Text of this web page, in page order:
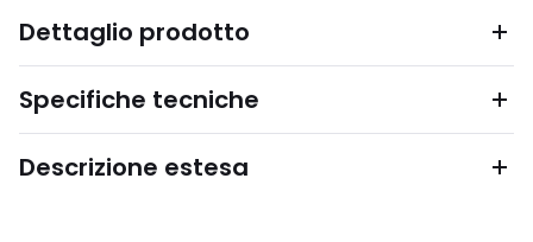
Dettaglio prodotto
Specifiche tecniche
Descrizione estesa